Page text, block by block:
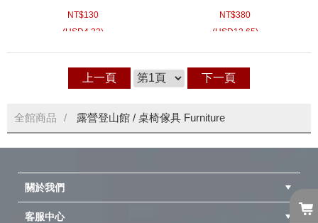
NT$130
(USD4.33)
附收納袋
NT$380
(USD12.65)
上一頁 下一頁
全館商品 露營登山館 / 桌椅傢具 Furniture
關於我們
客服中心